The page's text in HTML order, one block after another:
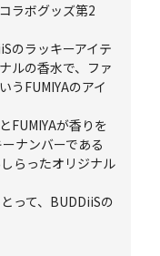
ラボグッズ第2
のラッキーアイテ
ルの香水で、ファ
うFUMIYAのアイ
FUMIYAが香りを
ナンバーである
らったオリジナル
って、BUDDiiSの